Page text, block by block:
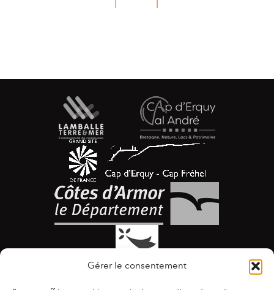
Gérer le consentement